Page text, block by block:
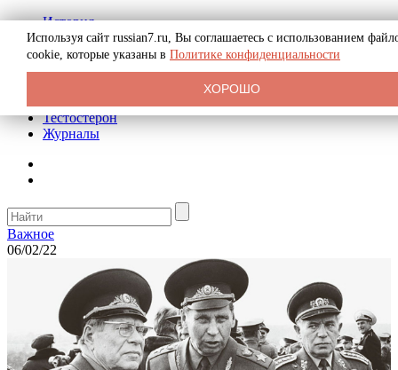
История
Биография
Криминал
Реклама на сайте
Тестостерон
Журналы
Важное
06/02/22
Используя сайт russian7.ru, Вы соглашаетесь с использованием
cookie, которые указаны в Политике конфиденциальности
ХОРОШО